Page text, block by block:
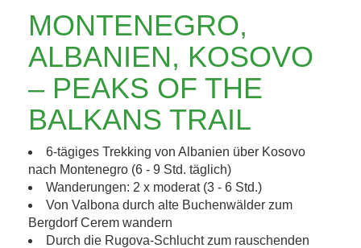
MONTENEGRO,
ALBANIEN, KOSOVO
– PEAKS OF THE
BALKANS TRAIL
6-tägiges Trekking von Albanien über Kosovo
nach Montenegro (6 - 9 Std. täglich)
Wanderungen: 2 x moderat (3 - 6 Std.)
Von Valbona durch alte Buchenwälder zum
Bergdorf Cerem wandern
Durch die Rugova-Schlucht zum rauschenden